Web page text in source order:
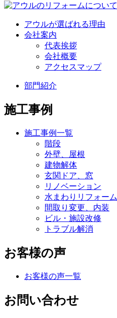
アウルが選ばれる理由
会社案内
代表挨拶
会社概要
アクセスマップ
部門紹介
施工事例
施工事例一覧
階段
外壁、屋根
建物解体
玄関ドア、窓
リノベーション
水まわりリフォーム
間取り変更、内装
ビル・施設改修
トラブル解消
お客様の声
お客様の声一覧
お問い合わせ